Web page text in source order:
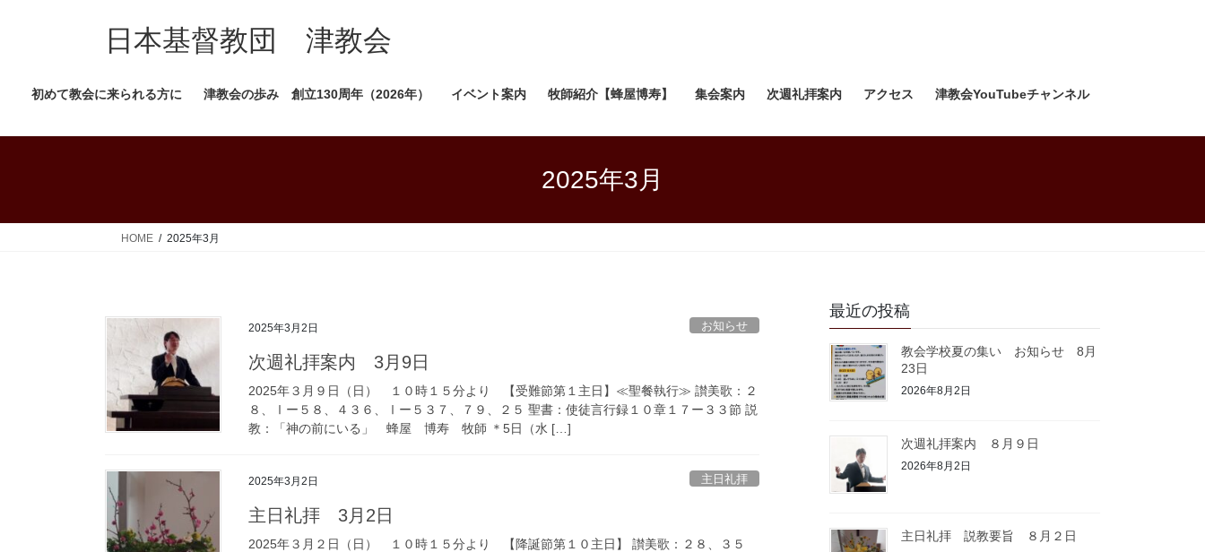
ス
ン
日本基督教団 津教会
初めて教会に来られる方に 津教会の歩み 創立130周年（2026年） イベント案内 牧師紹介【蜂屋博寿】 集会案内 次週礼拝案内 アクセス 津教会YouTubeチャンネル
2025年3月
HOME 2025年3月
2025年3月2日 お知らせ
次週礼拝案内 3月9日
2025年３月９日（日） １０時１５分より 【受難節第１主日】≪聖餐執行≫ 讃美歌：２
８、Ⅰー５８、４３６、Ⅰー５３７、７９、２５ 聖書：使徒言行録１０章１７ー３３節 説
教：「神の前にいる」 蜂屋 博寿 牧師 ＊5日（水 […]
2025年3月2日 主日礼拝
主日礼拝 3月2日
2025年３月２日（日） １０時１５分より 【降誕節第１０主日】 讃美歌：２８、３５
最近の投稿
教会学校夏の集い お知らせ 8月
23日
2026年8月2日
次週礼拝案内 ８月９日
2026年8月2日
主日礼拝 説教要旨 ８月２日